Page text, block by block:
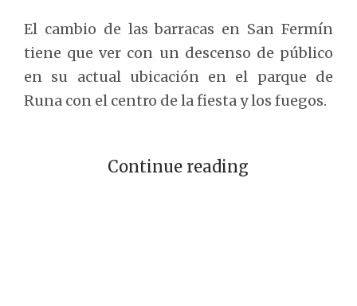
El cambio de las barracas en San Fermín
tiene que ver con un descenso de público
en su actual ubicación en el parque de
Runa con el centro de la fiesta y los fuegos.
Continue reading